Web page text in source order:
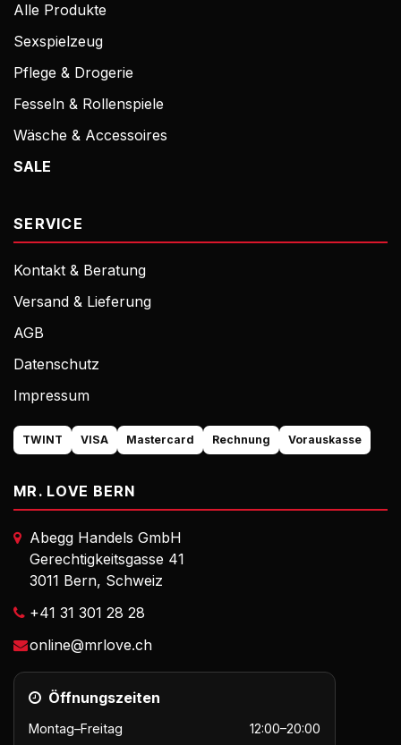
Alle Produkte
Sexspielzeug
Pflege & Drogerie
Fesseln & Rollenspiele
Wäsche & Accessoires
SALE
SERVICE
Kontakt & Beratung
Versand & Lieferung
AGB
Datenschutz
Impressum
TWINT VISA Mastercard Rechnung Vorauskasse
MR. LOVE BERN
Abegg Handels GmbH
Gerechtigkeitsgasse 41
3011 Bern, Schweiz
+41 31 301 28 28
online@mrlove.ch
Öffnungszeiten
Montag–Freitag 12:00–20:00